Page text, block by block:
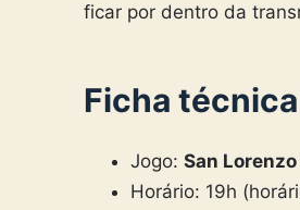
ficar por dentro da
Ficha
Jogo: San
Horário: 19h